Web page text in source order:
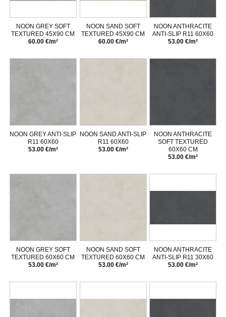
NOON GREY SOFT
TEXTURED 45X90 CM
60.00 €/m²
NOON SAND SOFT
TEXTURED 45X90 CM
60.00 €/m²
NOON ANTHRACITE
ANTI-SLIP R11 60X60
53.00 €/m²
NOON GREY ANTI-SLIP
R11 60X60
53.00 €/m²
NOON SAND ANTI-SLIP
R11 60X60
53.00 €/m²
NOON ANTHRACITE
SOFT TEXTURED
60X60 CM
53.00 €/m²
NOON GREY SOFT
TEXTURED 60X60 CM
53.00 €/m²
NOON SAND SOFT
TEXTURED 60X60 CM
53.00 €/m²
NOON ANTHRACITE
ANTI-SLIP R11 30X60
53.00 €/m²